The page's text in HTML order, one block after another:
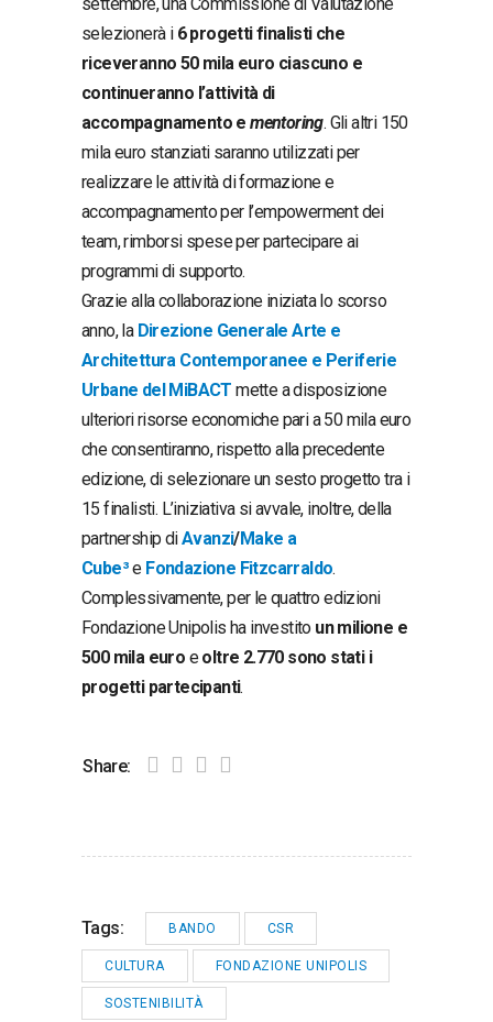
selezionerà i 6 progetti finalisti che
riceveranno 50 mila euro ciascuno e
continueranno l’attività di
accompagnamento ementoring. Gli altri 150
mila euro stanziati saranno utilizzati per
realizzare le attività di formazione e
accompagnamento per l’empowerment dei
team, rimborsi spese per partecipare ai
programmi di supporto.
Grazie alla collaborazione iniziata lo scorso
anno, la Direzione Generale Arte e
Architettura Contemporanee e Periferie
Urbane del MiBACTmette a disposizione
ulteriori risorse economiche pari a 50 mila euro
che consentiranno, rispetto alla precedente
edizione, di selezionare un sesto progetto tra i
15 finalisti. L’iniziativa si avvale, inoltre, della
partnership diAvanzi/Make a
Cube³e Fondazione Fitzcarraldo.
Complessivamente, per le quattro edizioni
Fondazione Unipolis ha investito un milione e
500 mila euro eoltre 2.770 sono stati i
progetti partecipanti.
Share:
Tags: BANDO CSR
CULTURA FONDAZIONE UNIPOLIS
SOSTENIBILITÀ